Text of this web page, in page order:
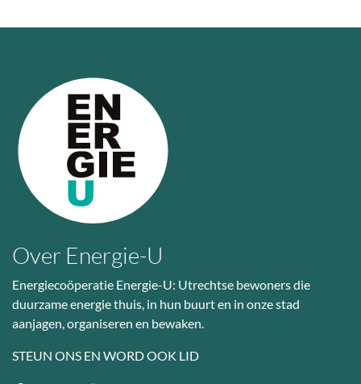
Over Energie-U
Energiecoöperatie Energie-U: Utrechtse bewoners die
duurzame energie thuis, in hun buurt en in onze stad
aanjagen, organiseren en bewaken.
STEUN ONS EN WORD OOK LID